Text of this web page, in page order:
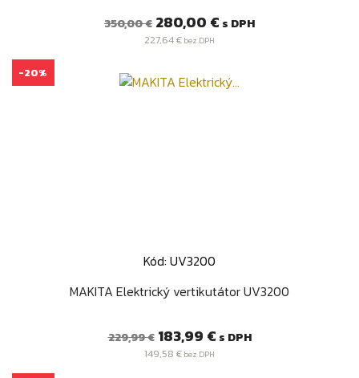
Bežná
350,00 € Cena
280,00 € s DPH
227,64 € bez DPH
Kód: UV3200
MAKITA Elektrický vertikutátor UV3200
Bežná
229,99 € Cena
183,99 € s DPH
149,58 € bez DPH
-20%